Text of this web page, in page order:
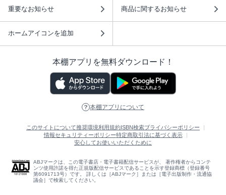
重要なお知らせ 商品に関するお知らせ
ホームアイコンを追加
本棚アプリを無料ダウンロード！
本棚アプリについて
このサイトについて推奨環境利用規約ISBN検索プライバシーポリシー
情報セキュリティーポリシー特定商取引法に基づく表示
安心してお使いいただくために
ABJマークは、この電子書店・電子書籍配信サービスが、 著作権者からコンテ
ンツ使用許諾を得た正規版配信サービスであることを示す登録商標（登録番号
第6091713号）です。 詳しくは［ABJマーク］または［電子出版制作・流通協
議会］で検索してください。